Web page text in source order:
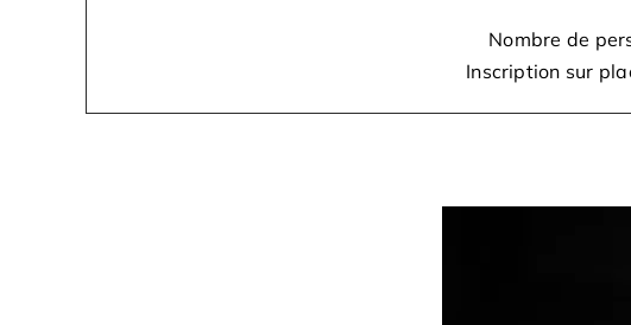
Nombre de
Inscription sur